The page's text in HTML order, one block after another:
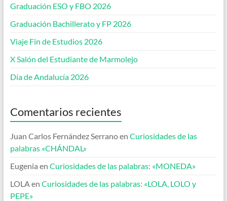
Graduación ESO y FBO 2026
Graduación Bachillerato y FP 2026
Viaje Fin de Estudios 2026
X Salón del Estudiante de Marmolejo
Día de Andalucía 2026
Comentarios recientes
Juan Carlos Fernández Serranoen Curiosidades de las
palabras «CHÁNDAL»
Eugenia en Curiosidades de las palabras: «MONEDA»
LOLAen Curiosidades de las palabras: «LOLA, LOLO y
PEPE»